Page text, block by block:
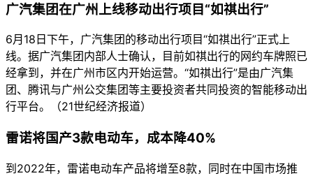
广汽集团在广州上线移动出行项目“如祺出行”
6月18日下午，广汽集团的移动出行项目“如祺出行”正式上
线。据广汽集团内部人士确认，目前如祺出行的网约车牌照已
经拿到，并在广州市区内开始运营。“如祺出行”是由广汽集
团、腾讯与广州公交集团等主要投资者共同投资的智能移动出
行平台。（21世纪经济报道）
雷诺将国产3款电动车，成本降40%
到2022年，雷诺电动车产品将增至8款，同时在中国市场推